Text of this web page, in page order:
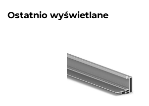
Ostatnio wyświetlane​